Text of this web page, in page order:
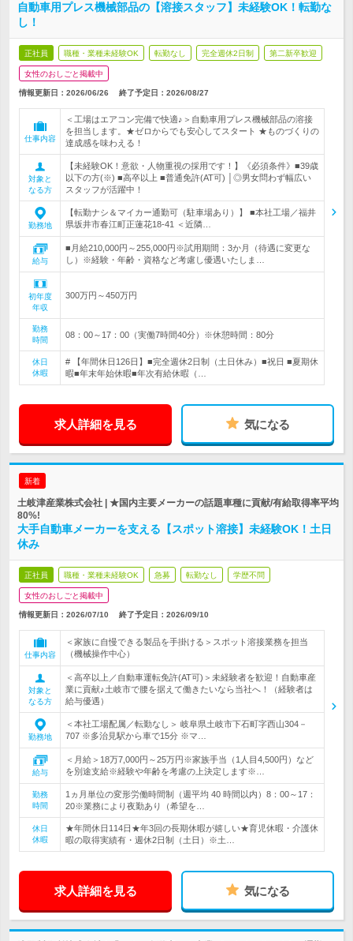
自動車用プレス機械部品の【溶接スタッフ】未経験OK！転勤な
し！
正社員 職種・業種未経験OK 転勤なし 完全週休2日制 第二新卒歓迎
女性のおしごと掲載中
情報更新日：2026/06/26 終了予定日： 2026/08/27
仕事内容
＜工場はエアコン完備で快適♪＞自動車用プレス機械部品の溶接
を担当します。★ゼロからでも安心してスタート ★ものづくりの
達成感を味わえる！
対象と
なる方
【未経験OK！意欲・人物重視の採用です！】《必須条件》■39歳
以下の方(※) ■高卒以上 ■普通免許(AT可) │◎男女問わず幅広い
スタッフが活躍中！
勤務地
【転勤ナシ＆マイカー通勤可（駐車場あり）】 ■本社工場／福井
県坂井市春江町正蓮花18-41 ＜近隣…
給与
■月給210,000円～255,000円※試用期間：3か月（待遇に変更な
し）※経験・年齢・資格など考慮し優遇いたしま…
初年度
年収
300万円～450万円
勤務
時間
08：00～17：00（実働7時間40分）※休憩時間：80分
休日
休暇
# 【年間休日126日】■完全週休2日制（土日休み）■祝日 ■夏期休
暇■年末年始休暇■年次有給休暇（…
求人詳細を見る 気になる
新着
土岐津産業株式会社 | ★国内主要メーカーの話題車種に貢献/有給取得率平均
80%!
大手自動車メーカーを支える【スポット溶接】未経験OK！土日
休み
正社員 職種・業種未経験OK 急募 転勤なし 学歴不問
女性のおしごと掲載中
情報更新日：2026/07/10 終了予定日： 2026/09/10
仕事内容
＜家族に自慢できる製品を手掛ける＞スポット溶接業務を担当
（機械操作中心）
対象と
なる方
＜高卒以上／自動車運転免許(AT可)＞未経験者を歓迎！自動車産
業に貢献♪土岐市で腰を据えて働きたいなら当社へ！（経験者は
給与優遇）
勤務地
＜本社工場配属／転勤なし＞ 岐阜県土岐市下石町字西山304－
707 ※多治見駅から車で15分 ※マ…
給与
＜月給＞18万7,000円～25万円※家族手当（1人目4,500円）など
を別途支給※経験や年齢を考慮の上決定します※…
勤務
時間
1ヵ月単位の変形労働時間制（週平均 40 時間以内）8：00～17：
20※業務により夜勤あり（希望を…
休日
休暇
★年間休日114日★年3回の長期休暇が嬉しい★育児休暇・介護休
暇の取得実績有・週休2日制（土日）※土…
求人詳細を見る 気になる